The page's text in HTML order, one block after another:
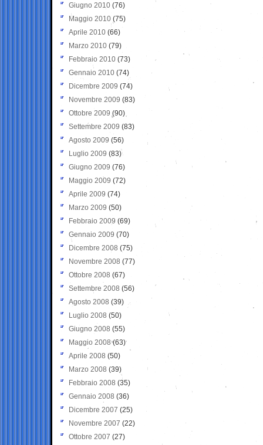
Giugno 2010 (76)
Maggio 2010 (75)
Aprile 2010 (66)
Marzo 2010 (79)
Febbraio 2010 (73)
Gennaio 2010 (74)
Dicembre 2009 (74)
Novembre 2009 (83)
Ottobre 2009 (90)
Settembre 2009 (83)
Agosto 2009 (56)
Luglio 2009 (83)
Giugno 2009 (76)
Maggio 2009 (72)
Aprile 2009 (74)
Marzo 2009 (50)
Febbraio 2009 (69)
Gennaio 2009 (70)
Dicembre 2008 (75)
Novembre 2008 (77)
Ottobre 2008 (67)
Settembre 2008 (56)
Agosto 2008 (39)
Luglio 2008 (50)
Giugno 2008 (55)
Maggio 2008(63)
Aprile 2008 (50)
Marzo 2008 (39)
Febbraio 2008 (35)
Gennaio 2008 (36)
Dicembre 2007 (25)
Novembre 2007 (22)
Ottobre 2007 (27)